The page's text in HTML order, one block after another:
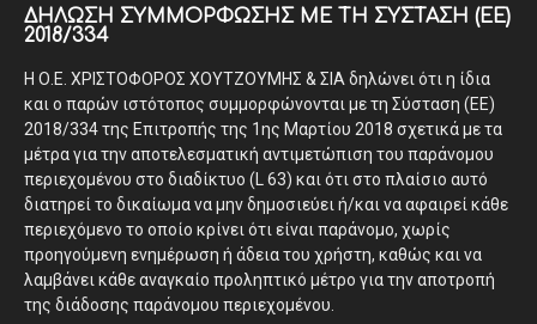
ΔΉΛΩΣΗ ΣΥΜΜΌΡΦΩΣΗΣ ΜΕ ΤΗ ΣΎΣΤΑΣΗ (ΕΕ)
2018/334
Η Ο.Ε. ΧΡΙΣΤΟΦΟΡΟΣ ΧΟΥΤΖΟΥΜΗΣ & ΣΙΑ δηλώνει ότι η ίδια
και ο παρών ιστότοπος συμμορφώνονται με τη Σύσταση (ΕΕ)
2018/334 της Επιτροπής της 1ης Μαρτίου 2018 σχετικά με τα
μέτρα για την αποτελεσματική αντιμετώπιση του παράνομου
περιεχομένου στο διαδίκτυο (L 63) και ότι στο πλαίσιο αυτό
διατηρεί το δικαίωμα να μην δημοσιεύει ή/και να αφαιρεί κάθε
περιεχόμενο το οποίο κρίνει ότι είναι παράνομο, χωρίς
προηγούμενη ενημέρωση ή άδεια του χρήστη, καθώς και να
λαμβάνει κάθε αναγκαίο προληπτικό μέτρο για την αποτροπή
της διάδοσης παράνομου περιεχομένου.